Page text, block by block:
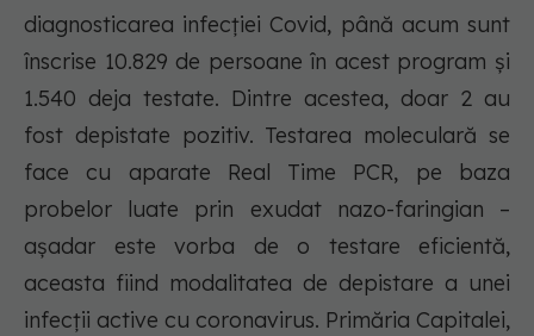
diagnosticarea infecției Covid, până acum sunt
înscrise 10.829 de persoane în acest program și
1.540 deja testate. Dintre acestea, doar 2 au
fost depistate pozitiv. Testarea moleculară se
face cu aparate Real Time PCR, pe baza
probelor luate prin exudat nazo-faringian –
așadar este vorba de o testare eficientă,
aceasta fiind modalitatea de depistare a unei
infecții active cu coronavirus. Primăria Capitalei,